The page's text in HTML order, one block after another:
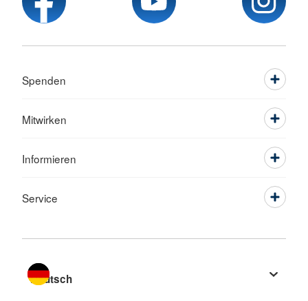
Spenden
Mitwirken
Informieren
Service
Sprache wechseln zu